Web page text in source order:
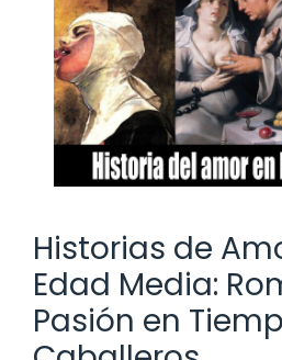
Historias de
Edad Media:
Pasión en